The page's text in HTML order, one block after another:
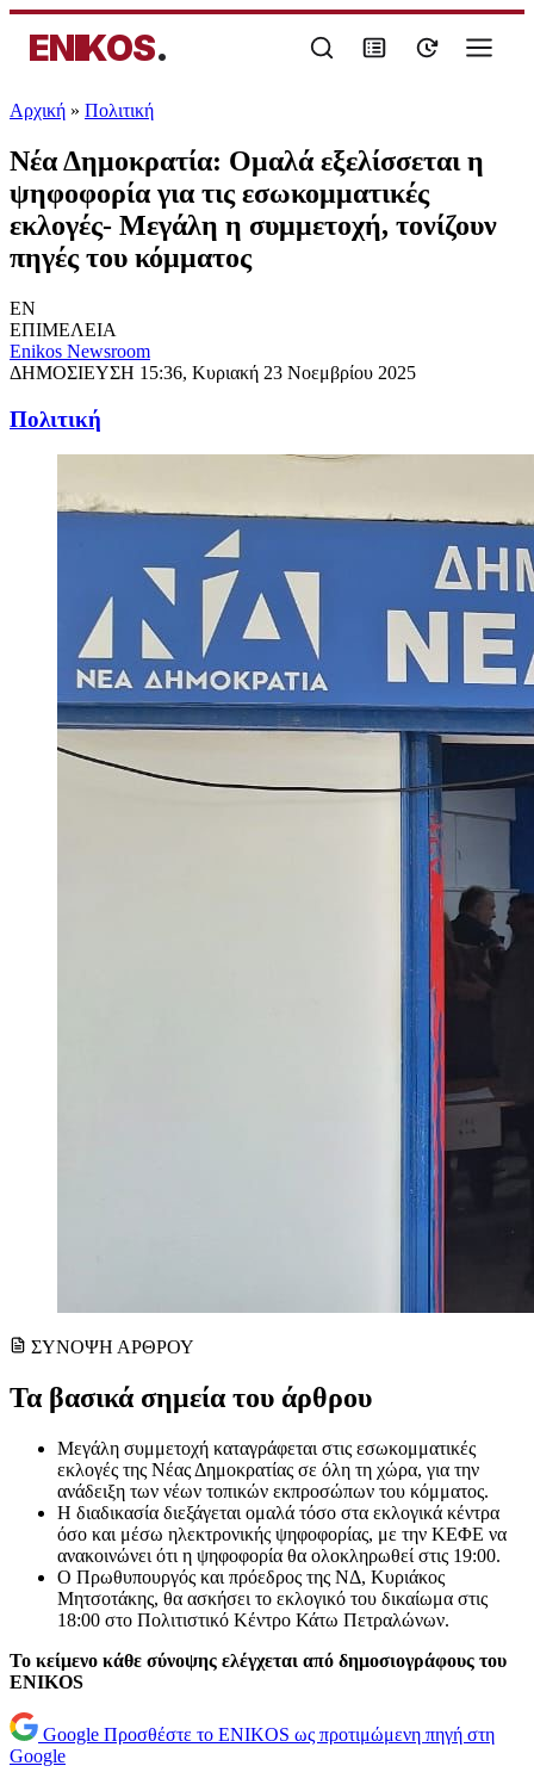
ENIKOS.
Αρχική » Πολιτική
Νέα Δημοκρατία: Ομαλά εξελίσσεται η
ψηφοφορία για τις εσωκομματικές
εκλογές- Μεγάλη η συμμετοχή, τονίζουν
πηγές του κόμματος
EN
ΕΠΙΜΕΛΕΙΑ
Enikos Newsroom
ΔΗΜΟΣΙΕΥΣΗ 15:36, Κυριακή 23 Νοεμβρίου 2025
Πολιτική
ΣΥΝΟΨΗ ΑΡΘΡΟΥ
Τα βασικά σημεία του άρθρου
Μεγάλη συμμετοχή καταγράφεται στις εσωκομματικές
εκλογές της Νέας Δημοκρατίας σε όλη τη χώρα, για την
ανάδειξη των νέων τοπικών εκπροσώπων του κόμματος.
Η διαδικασία διεξάγεται ομαλά τόσο στα εκλογικά κέντρα
όσο και μέσω ηλεκτρονικής ψηφοφορίας, με την ΚΕΦΕ να
ανακοινώνει ότι η ψηφοφορία θα ολοκληρωθεί στις 19:00.
Ο Πρωθυπουργός και πρόεδρος της ΝΔ, Κυριάκος
Μητσοτάκης, θα ασκήσει το εκλογικό του δικαίωμα στις
18:00 στο Πολιτιστικό Κέντρο Κάτω Πετραλώνων.
Το κείμενο κάθε σύνοψης ελέγχεται από δημοσιογράφους του
ENIKOS
Google Προσθέστε το ENIKOS ως προτιμώμενη πηγή στη
Google